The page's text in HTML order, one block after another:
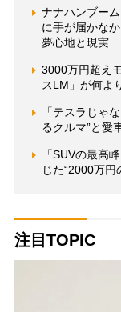
ナナハンブー
に手が届かな
夢心地と現実
3000万円超え
スLM」が何よ
「テスラじゃ
るクルマ”と愛
「SUVの最高
じた“2000万円
注目TOPIC